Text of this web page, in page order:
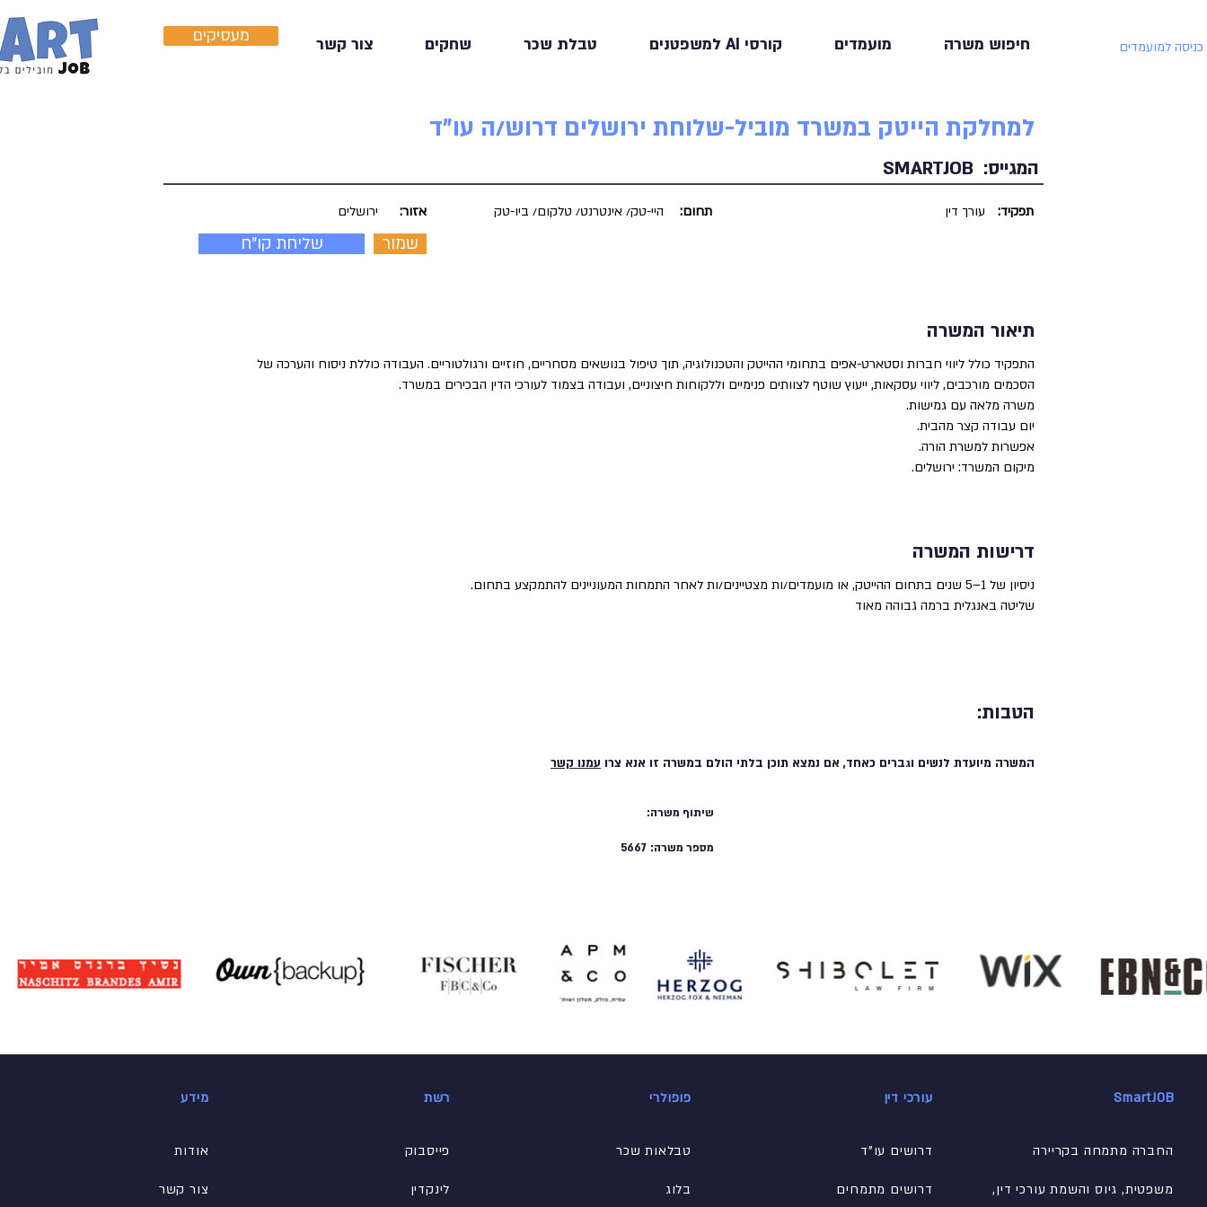
מעסיקים חיפוש משרה מועמדים קורסי AI למשפטנים טבלת שכר שחקים צור קשר כניסה למועמדים
למחלקת הייטק במשרד מוביל-שלוחת ירושלים דרוש/ה עו"ד
SMARTJOB המגייס:
ירושלים אזור:
שליחת קו"ח שמור
היי-טק/ אינטרנט/ טלקום/ ביו-טק תחום: עורך דין תפקיד:
תיאור המשרה
התפקיד כולל ליווי חברות וסטארט-אפים בתחומי ההייטק והטכנולוגיה, תוך טיפול בנושאים מסחריים, חוזיים ורגולטוריים. העבודה כוללת ניסוח והערכה של
הסכמים מורכבים, ליווי עסקאות, ייעוץ שוטף לצוותים פנימיים וללקוחות חיצוניים, ועבודה בצמוד לעורכי הדין הבכירים במשרד.
משרה מלאה עם גמישות.
יום עבודה קצר מהבית.
אפשרות למשרת הורה.
מיקום המשרד: ירושלים.
דרישות המשרה
ניסיון של 1–5 שנים בתחום ההייטק, או מועמדים/ות מצטיינים/ות לאחר התמחות המעוניינים להתמקצע בתחום.
שליטה באנגלית ברמה גבוהה מאוד
הטבות:
המשרה מיועדת לנשים וגברים כאחד, אם נמצא תוכן בלתי הולם במשרה זו אנא צרו עמנו קשר
שיתוף משרה:
5667 מספר משרה:
מידע
אודות
צור קשר
רשת
פייסבוק
לינקדין
פופולרי
טבלאות שכר
בלוג
עורכי דין
דרושים עו"ד
דרושים מתמחים
SmartJOB
החברה מתמחה בקריירה
משפטית, גיוס והשמת עורכי דין,